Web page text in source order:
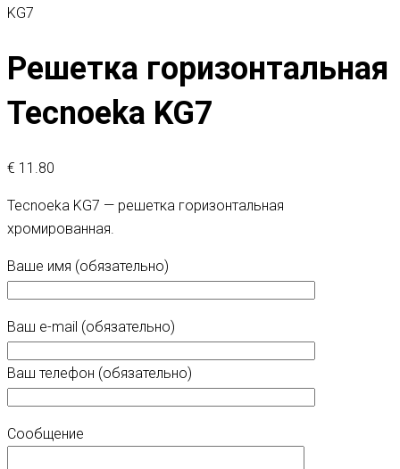
KG7
Решетка горизонтальная
Tecnoeka KG7
€ 11.80
Tecnoeka KG7 — решетка горизонтальная
хромированная.
Ваше имя (обязательно)
Ваш e-mail (обязательно)
Ваш телефон (обязательно)
Сообщение